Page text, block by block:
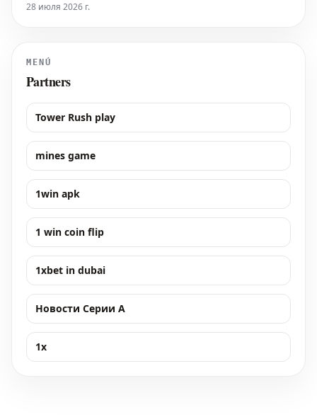
húngara Anna Bondar, por 6-3, 6-3 en la final. Con esta victoria,
28 июля 2026 г.
MENÚ
Partners
Tower Rush play
mines game
1win apk
1 win coin flip
1xbet in dubai
Новости Серии А
1x